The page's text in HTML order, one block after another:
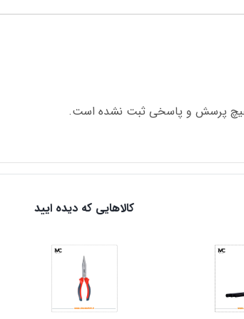
پرسش و پاسخی ثبت نشده است.
کالاهایی که دیده ایید